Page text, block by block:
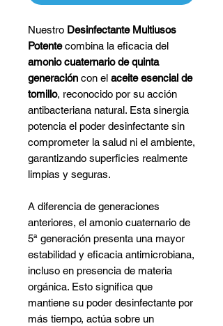
Nuestro Desinfectante Multiusos
Potentecombina la eficacia del
amonio cuaternario de quinta
generación con el aceite esencial de
tomillo, reconocido por su acción
antibacteriana natural. Esta sinergia
potencia el poder desinfectante sin
comprometer la salud ni el ambiente,
garantizando superficies realmente
limpias y seguras.
A diferencia de generaciones
anteriores, el amonio cuaternario de
5ª generación presenta una mayor
estabilidad y eficacia antimicrobiana,
incluso en presencia de materia
orgánica. Esto significa que
mantiene su poder desinfectante por
más tiempo, actúa sobre un